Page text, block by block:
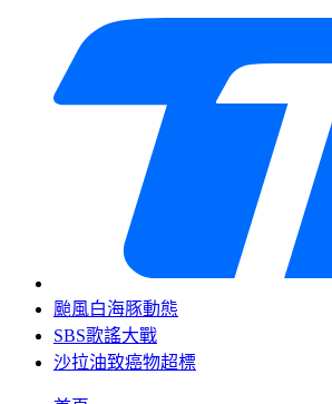
颱風白海豚動態
SBS歌謠大戰
沙拉油致癌物超標